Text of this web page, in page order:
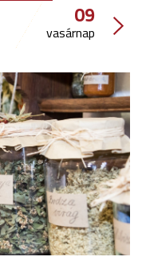
09
vasárnap